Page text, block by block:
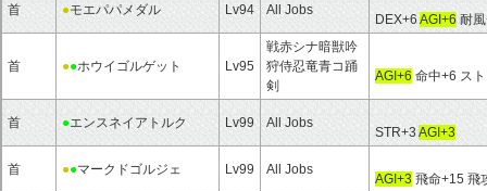
首 ●モエパパメダル Lv94 All Jobs
DEX+6 AGI+6 耐
首 ●●ホウイゴルゲット Lv95
戦赤シナ暗獣吟
狩侍忍竜青コ踊
剣
AGI+6 命中+6 ス
首 ●エンスネイアトルク Lv99 All Jobs
STR+3 AGI+3
首 ●●マークドゴルジェ Lv99 All Jobs
AGI+3 飛命+15 飛